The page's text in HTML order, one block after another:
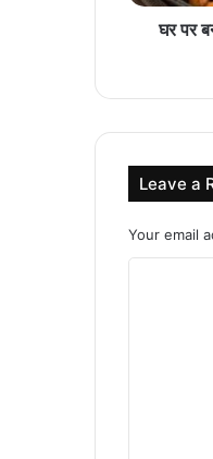
घर पर
Leave a
Your email